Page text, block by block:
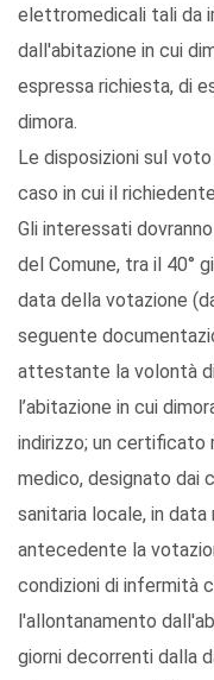
elettromedicali tali da
dall'abitazione in cui
espressa richiesta, di
dimora.
Le disposizioni sul
caso in cui il
Gli interessati
del Comune, tra il 40°
data della votazione
seguente
attestante la volontà
l’abitazione in cui
indirizzo; un certificato
medico, designato dai
sanitaria locale, in data
antecedente la
condizioni di infermità
l'allontanamento
giorni decorrenti dalla